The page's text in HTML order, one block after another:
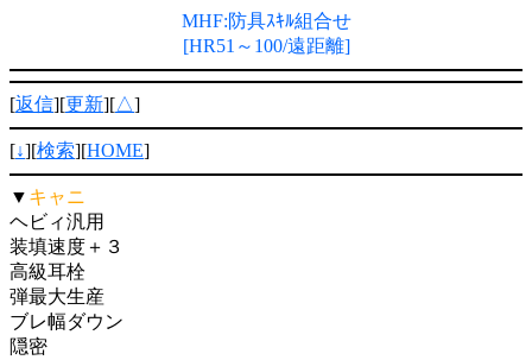
MHF:防具ｽｷﾙ組合せ
[HR51～100/遠距離]
[返信][更新][△]
[↓][検索][HOME]
▼ キャニ
ヘビィ汎用
装填速度＋３
高級耳栓
弾最大生産
ブレ幅ダウン
隠密